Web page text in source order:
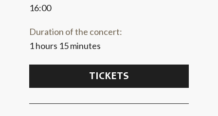
16:00
Duration of the concert:
1 hours 15 minutes
TICKETS